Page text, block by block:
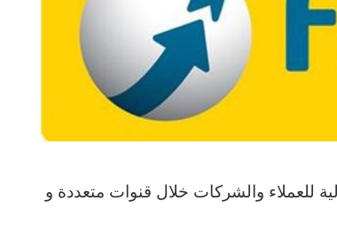
للعملاء والشركات خلال قنوات متعددة و